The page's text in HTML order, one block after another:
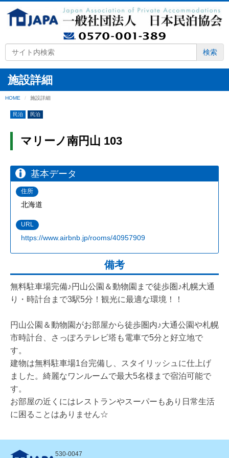
検索
施設詳細
HOME 施設詳細
民泊 民泊
マリーノ南円山 103
基本データ
住所
北海道
URL
https://www.airbnb.jp/rooms/40957909
備考
無料駐車場完備♪円山公園＆動物園まで徒歩圏♪札幌大通
り・時計台まで3駅5分！観光に最適な環境！！
円山公園＆動物園がお部屋から徒歩圏内♪大通公園や札幌
市時計台、さっぽろテレビ塔も電車で5分と好立地で
す。
建物は無料駐車場1台完備し、スタイリッシュに仕上げ
ました。綺麗なワンルームで最大5名様まで宿泊可能で
す。
お部屋の近くにはレストランやスーパーもあり日常生活
に困ることはありません☆
530-0047